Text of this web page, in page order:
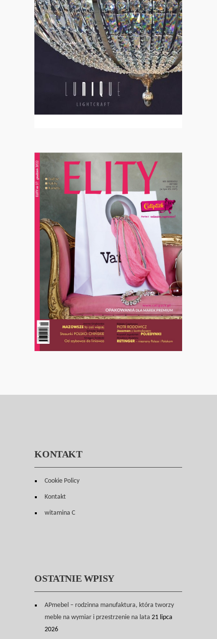
KONTAKT
Cookie Policy
Kontakt
witamina C
OSTATNIE WPISY
APmebel – rodzinna manufaktura, która tworzy
meble na wymiar i przestrzenie na lata 21 lipca
2026